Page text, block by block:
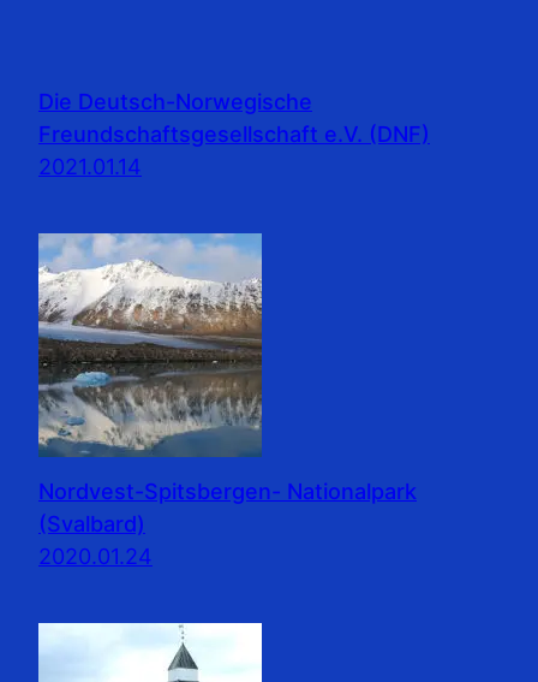
Die Deutsch-Norwegische
Freundschaftsgesellschaft e.V. (DNF)
2021.01.14
Nordvest-Spitsbergen- Nationalpark
(Svalbard)
2020.01.24